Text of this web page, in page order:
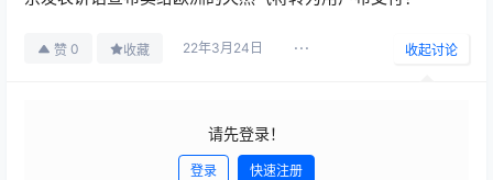
赞 0 收藏 22年3月24日 收起讨论
请先登录！
登录 快速注册